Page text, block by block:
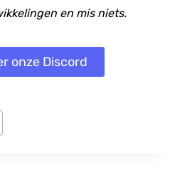
en mis niets.
onze Discord